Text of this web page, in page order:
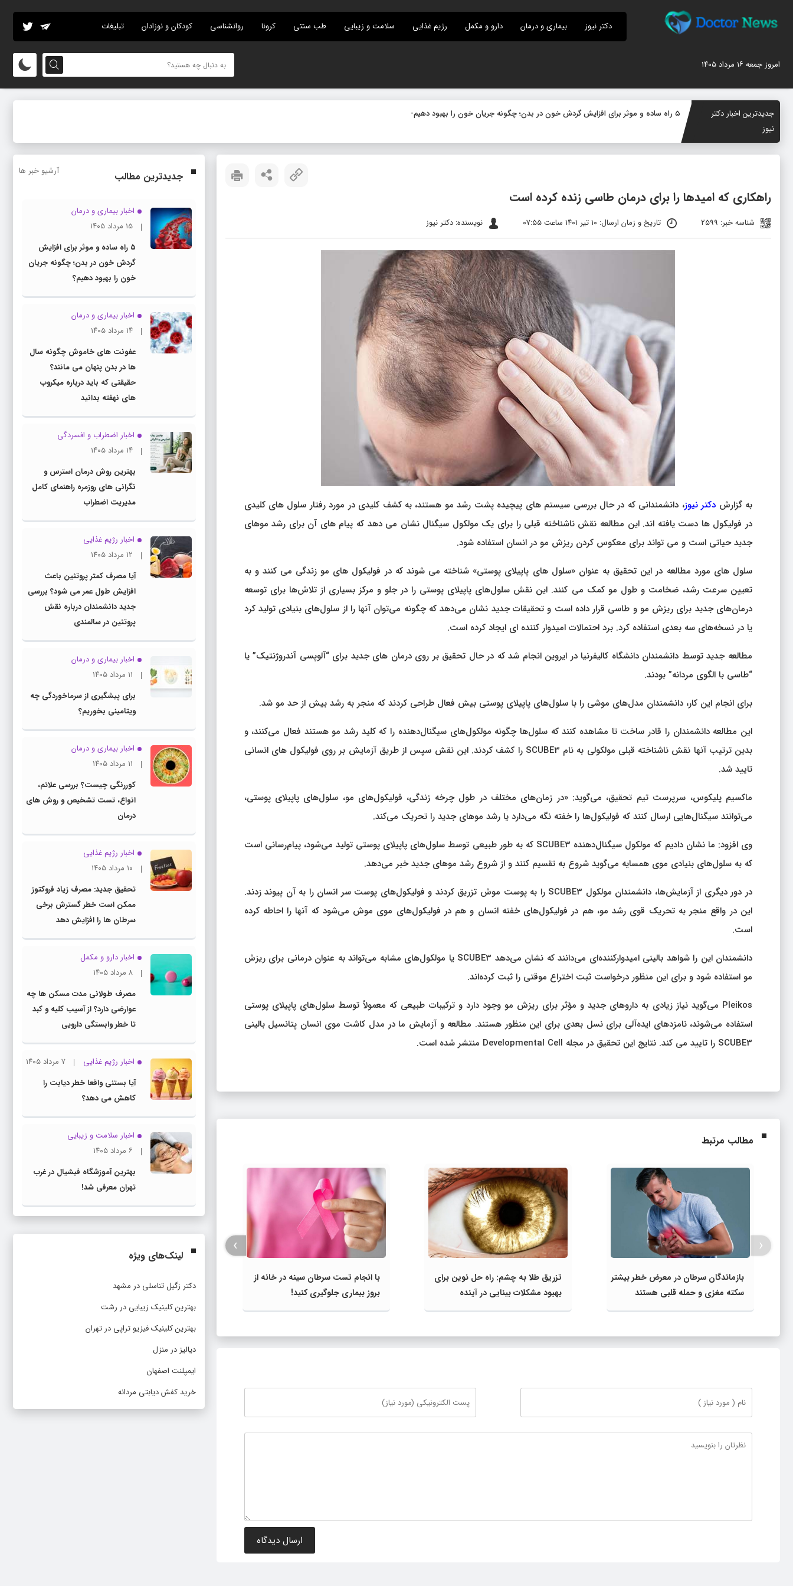
دکتر نیوز بیماری و درمان دارو و مکمل رژیم غذایی سلامت و زیبایی طب سنتی کرونا روانشناسی کودکان و نوزادان تبلیغات
امروز جمعه ۱۶ مرداد ۱۴۰۵
جدیدترین اخبار دکتر
نیوز
۵ راه ساده و موثر برای افزایش گردش خون در بدن؛ چگونه جریان خون را بهبود دهیم؟
راهکاری که امیدها را برای درمان طاسی زنده کرده است
شناسه خبر: 2599 تاریخ و زمان ارسال: ۱۰ تیر ۱۴۰۱ ساعت ۰۷:۵۵ نویسنده: دکتر نیوز
به گزارش دکتر نیوز، دانشمندانی که در حال بررسی سیستم های پیچیده پشت رشد مو هستند، به کشف کلیدی در مورد رفتار سلول های کلیدی
در فولیکول ها دست یافته اند. این مطالعه نقش ناشناخته قبلی را برای یک مولکول سیگنال نشان می دهد که پیام های آن برای رشد موهای
جدید حیاتی است و می تواند برای معکوس کردن ریزش مو در انسان استفاده شود.
سلول های مورد مطالعه در این تحقیق به عنوان «سلول های پاپیلای پوستی» شناخته می شوند که در فولیکول های مو زندگی می کنند و به
تعیین سرعت رشد، ضخامت و طول مو کمک می کنند. این نقش سلول‌های پاپیلای پوستی را در جلو و مرکز بسیاری از تلاش‌ها برای توسعه
درمان‌های جدید برای ریزش مو و طاسی قرار داده است و تحقیقات جدید نشان می‌دهد که چگونه می‌توان آنها را از سلول‌های بنیادی تولید کرد
یا در نسخه‌های سه بعدی استفاده کرد. برد احتمالات امیدوار کننده ای ایجاد کرده است.
مطالعه جدید توسط دانشمندان دانشگاه کالیفرنیا در ایروین انجام شد که در حال تحقیق بر روی درمان های جدید برای “آلوپسی آندروژنتیک” یا
“طاسی با الگوی مردانه” بودند.
برای انجام این کار، دانشمندان مدل‌های موشی را با سلول‌های پاپیلای پوستی بیش فعال طراحی کردند که منجر به رشد بیش از حد مو شد.
این مطالعه دانشمندان را قادر ساخت تا مشاهده کنند که سلول‌ها چگونه مولکول‌های سیگنال‌دهنده را که کلید رشد مو هستند فعال می‌کنند، و
بدین ترتیب آنها نقش ناشناخته قبلی مولکولی به نام SCUBE3 را کشف کردند. این نقش سپس از طریق آزمایش بر روی فولیکول های انسانی
تایید شد.
ماکسیم پلیکوس، سرپرست تیم تحقیق، می‌گوید: «در زمان‌های مختلف در طول چرخه زندگی، فولیکول‌های مو، سلول‌های پاپیلای پوستی،
می‌توانند سیگنال‌هایی ارسال کنند که فولیکول‌ها را خفته نگه می‌دارد یا رشد موهای جدید را تحریک می‌کند.
وی افزود: ما نشان دادیم که مولکول سیگنال‌دهنده SCUBE3 که به طور طبیعی توسط سلول‌های پاپیلای پوستی تولید می‌شود، پیام‌رسانی است
که به سلول‌های بنیادی موی همسایه می‌گوید شروع به تقسیم کنند و از شروع رشد موهای جدید خبر می‌دهد.
در دور دیگری از آزمایش‌ها، دانشمندان مولکول SCUBE3 را به پوست موش تزریق کردند و فولیکول‌های پوست سر انسان را به آن پیوند زدند.
این در واقع منجر به تحریک قوی رشد مو، هم در فولیکول‌های خفته انسان و هم در فولیکول‌های موی موش می‌شود که آنها را احاطه کرده
است.
دانشمندان این را شواهد بالینی امیدوارکننده‌ای می‌دانند که نشان می‌دهد SCUBE3 یا مولکول‌های مشابه می‌تواند به عنوان درمانی برای ریزش
مو استفاده شود و برای این منظور درخواست ثبت اختراع موقتی را ثبت کرده‌اند.
Pleikos می‌گوید نیاز زیادی به داروهای جدید و مؤثر برای ریزش مو وجود دارد و ترکیبات طبیعی که معمولاً توسط سلول‌های پاپیلای پوستی
استفاده می‌شوند، نامزدهای ایده‌آلی برای نسل بعدی برای این منظور هستند. مطالعه و آزمایش ما در مدل کاشت موی انسان پتانسیل بالینی
SCUBE3 را تایید می کند. نتایج این تحقیق در مجله Developmental Cell منتشر شده است.
مطالب مرتبط
بازماندگان سرطان در معرض خطر بیشتر
سکته مغزی و حمله قلبی هستند
تزریق طلا به چشم: راه‌ حل نوین برای
بهبود مشکلات بینایی در آینده
با انجام تست سرطان سینه در خانه از
بروز بیماری جلوگیری کنید!
قرص تیاماکس چیست ؟ خواص و
‹
›
جدیدترین مطالب آرشیو خبر ها
اخبار بیماری و درمان
۱۵ مرداد ۱۴۰۵
۵ راه ساده و موثر برای افزایش
گردش خون در بدن؛ چگونه جریان
خون را بهبود دهیم؟
اخبار بیماری و درمان
۱۴ مرداد ۱۴۰۵
عفونت های خاموش چگونه سال
ها در بدن پنهان می مانند؟
حقیقتی که باید درباره میکروب
های نهفته بدانید
اخبار اضطراب و افسردگی
۱۴ مرداد ۱۴۰۵
بهترین روش درمان استرس و
نگرانی های روزمره راهنمای کامل
مدیریت اضطراب
اخبار رژیم غذایی
۱۲ مرداد ۱۴۰۵
آیا مصرف کمتر پروتئین باعث
افزایش طول عمر می شود؟ بررسی
جدید دانشمندان درباره نقش
پروتئین در سالمندی
اخبار بیماری و درمان
۱۱ مرداد ۱۴۰۵
برای پیشگیری از سرماخوردگی چه
ویتامینی بخوریم؟
اخبار بیماری و درمان
۱۱ مرداد ۱۴۰۵
کوررنگی چیست؟ بررسی علائم،
انواع، تست تشخیص و روش های
درمان
اخبار رژیم غذایی
۱۰ مرداد ۱۴۰۵
تحقیق جدید: مصرف زیاد فروکتوز
ممکن است خطر گسترش برخی
سرطان ها را افزایش دهد
اخبار دارو و مکمل
۸ مرداد ۱۴۰۵
مصرف طولانی مدت مسکن ها چه
عوارضی دارد؟ از آسیب کلیه و کبد
تا خطر وابستگی دارویی
اخبار رژیم غذایی
۷ مرداد ۱۴۰۵
آیا بستنی واقعا خطر دیابت را
کاهش می دهد؟
اخبار سلامت و زیبایی
۶ مرداد ۱۴۰۵
بهترین آموزشگاه فیشیال در غرب
تهران معرفی شد!
لینک‌های ویژه
دکتر زگیل تناسلی در مشهد
بهترین کلینیک زیبایی در رشت
بهترین کلینیک فیزیو تراپی در تهران
دیالیز در منزل
ایمپلنت اصفهان
خرید کفش دیابتی مردانه